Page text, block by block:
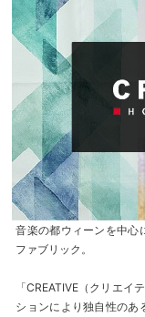
音楽の都ウィーンを中心
ファブリック。
「CREATIVE（クリエイ
ションにより独自性のあ